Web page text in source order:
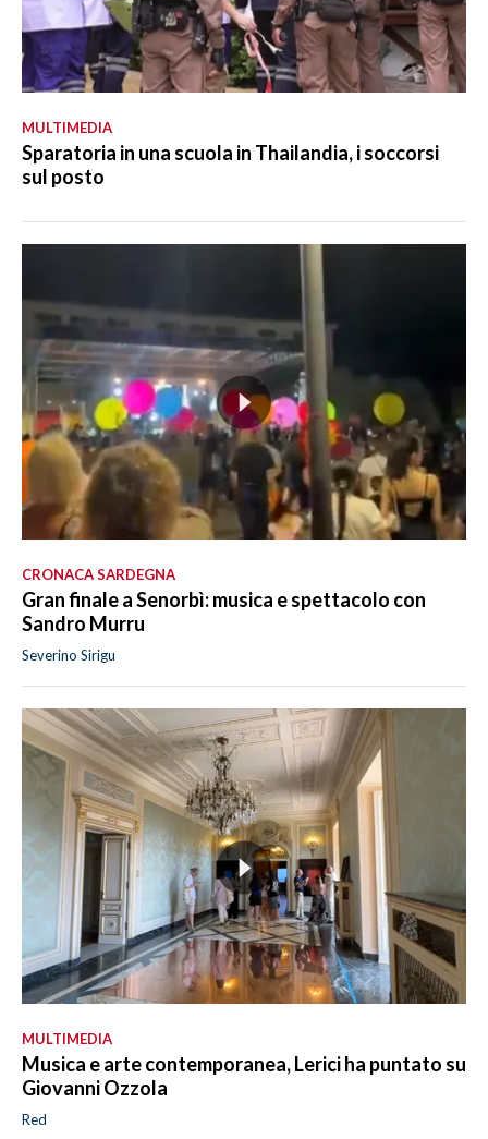
MULTIMEDIA
Sparatoria in una scuola in Thailandia, i soccorsi
sul posto
CRONACA SARDEGNA
Gran finale a Senorbì: musica e spettacolo con
Sandro Murru
Severino Sirigu
MULTIMEDIA
Musica e arte contemporanea, Lerici ha puntato su
Giovanni Ozzola
Red